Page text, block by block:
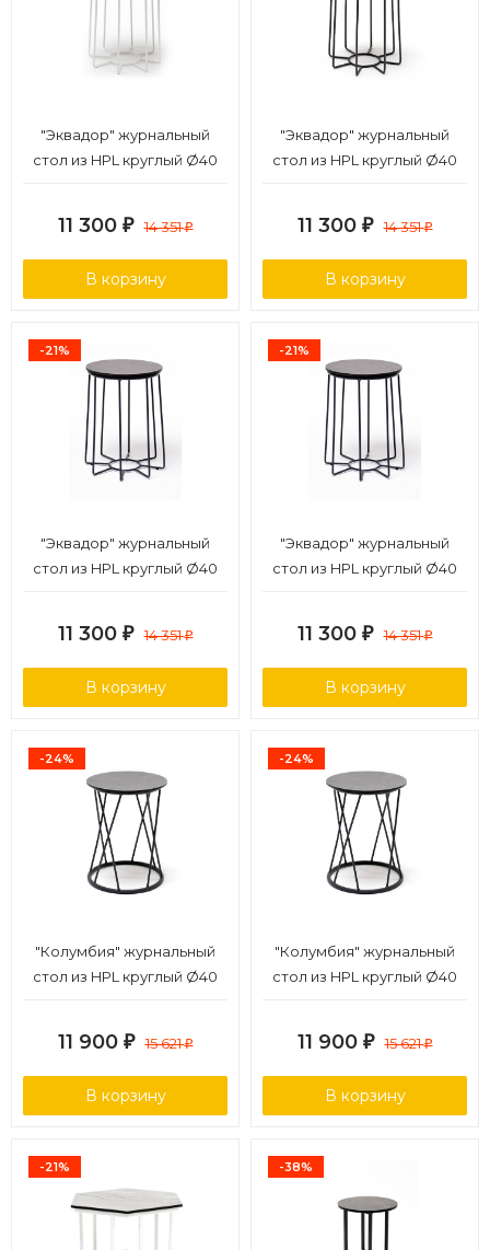
"Эквадор" журнальный
стол из HPL круглый Ø40
"молочный"
11 300 ₽ 14 351₽
В корзину
"Эквадор" журнальный
стол из HPL круглый Ø40
муар, цвет столешницы
"дуб"
11 300 ₽ 14 351₽
В корзину
-21%
"Эквадор" журнальный
стол из HPL круглый Ø40
цвет столешницы "серый
гранит"
11 300 ₽ 14 351₽
В корзину
-21%
"Эквадор" журнальный
стол из HPL круглый Ø40
муар, цвет столешницы
"серый гранит"
11 300 ₽ 14 351₽
В корзину
-24%
"Колумбия" журнальный
стол из HPL круглый Ø40
цвет столешницы "серый
гранит"
11 900 ₽ 15 621₽
В корзину
-24%
"Колумбия" журнальный
стол из HPL круглый Ø40
муар, цвет столешницы
"серый гранит"
11 900 ₽ 15 621₽
В корзину
-21% -38%